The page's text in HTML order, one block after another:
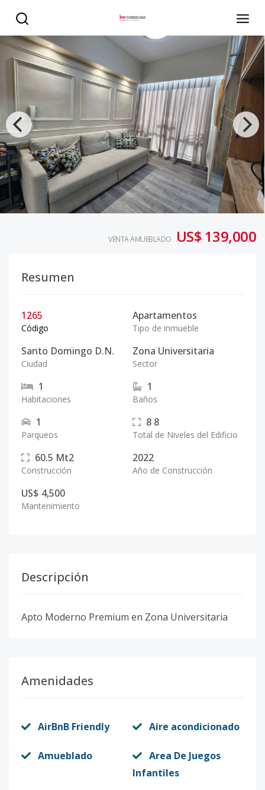
VENTA AMUEBLADO US$ 139,000
Resumen
1265
Código
Apartamentos
Tipo de inmueble
Santo Domingo D.N.
Ciudad
Zona Universitaria
Sector
1
Habitaciones
1
Baños
1
Parqueos
8 8
Total de Niveles del Edificio
60.5 Mt2
Construcción
2022
Año de Construcción
US$ 4,500
Mantenimiento
Descripción
Apto Moderno Premium en Zona Universitaria
Amenidades
AirBnB Friendly Aire acondicionado
Amueblado
Area De Juegos
Infantiles